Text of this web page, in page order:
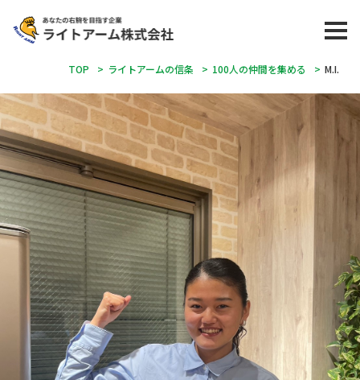
TOP > ライトアームの信条 > 100人の仲間を集める > M.I.